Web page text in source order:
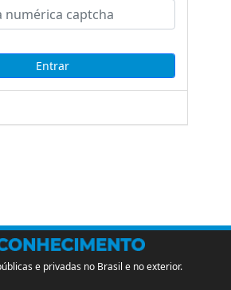
e privadas no Brasil e no exterior.